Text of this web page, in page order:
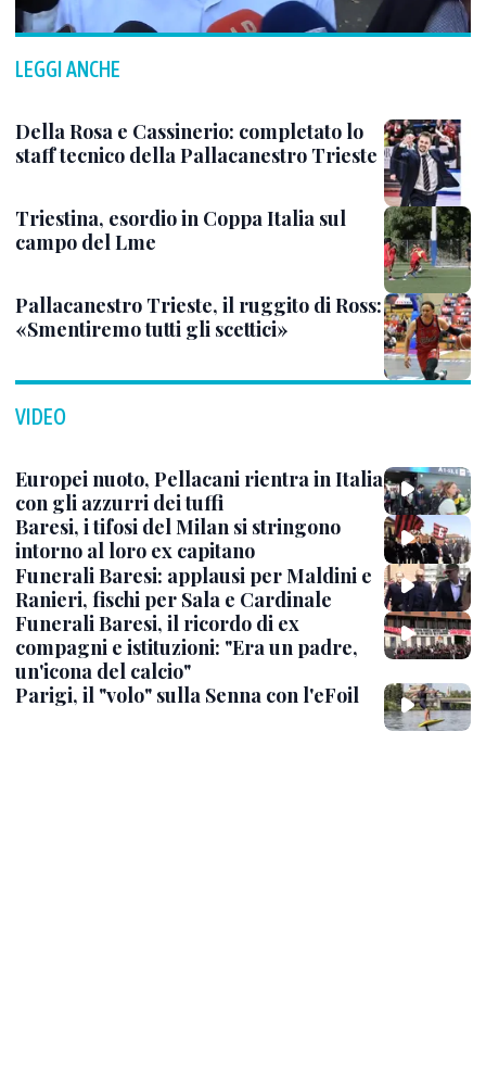
LEGGI ANCHE
Della Rosa e Cassinerio: completato lo
staff tecnico della Pallacanestro Trieste
Triestina, esordio in Coppa Italia sul
campo del Lme
Pallacanestro Trieste, il ruggito di Ross:
«Smentiremo tutti gli scettici»
VIDEO
Europei nuoto, Pellacani rientra in Italia
con gli azzurri dei tuffi
Baresi, i tifosi del Milan si stringono
intorno al loro ex capitano
Funerali Baresi: applausi per Maldini e
Ranieri, fischi per Sala e Cardinale
Funerali Baresi, il ricordo di ex
compagni e istituzioni: "Era un padre,
un'icona del calcio"
Parigi, il "volo" sulla Senna con l'eFoil